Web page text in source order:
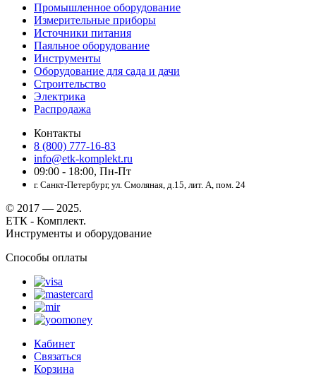
Промышленное оборудование
Измерительные приборы
Источники питания
Паяльное оборудование
Инструменты
Оборудование для сада и дачи
Строительство
Электрика
Распродажа
Контакты
8 (800) 777-16-83
info@etk-komplekt.ru
09:00 - 18:00, Пн-Пт
г. Санкт-Петербург, ул. Смоляная, д.15, лит. А, пом. 24
© 2017 — 2025.
ЕТК - Комплект.
Инструменты и оборудование
Способы оплаты
Кабинет
Связаться
Корзина